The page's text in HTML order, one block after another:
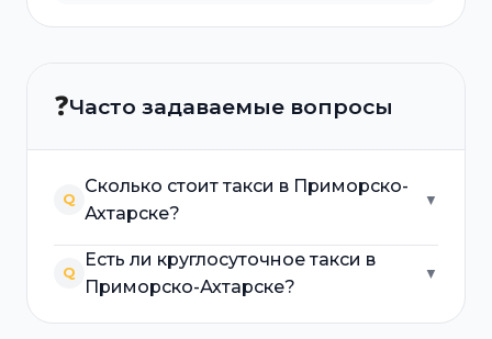
❓Часто задаваемые вопросы
Q
Сколько стоит такси в Приморско-
Ахтарске?
▼
Q
Есть ли круглосуточное такси в
Приморско-Ахтарске?
▼